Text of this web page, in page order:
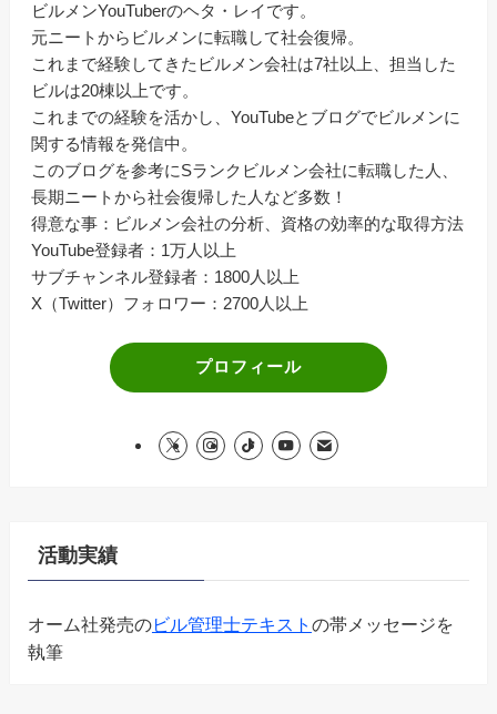
ビルメンYouTuberのヘタ・レイです。
元ニートからビルメンに転職して社会復帰。
これまで経験してきたビルメン会社は7社以上、担当した
ビルは20棟以上です。
これまでの経験を活かし、YouTubeとブログでビルメンに
関する情報を発信中。
このブログを参考にSランクビルメン会社に転職した人、
長期ニートから社会復帰した人など多数！
得意な事：ビルメン会社の分析、資格の効率的な取得方法
YouTube登録者：1万人以上
サブチャンネル登録者：1800人以上
X（Twitter）フォロワー：2700人以上
プロフィール
活動実績
オーム社発売のビル管理士テキスト の帯メッセージを
執筆